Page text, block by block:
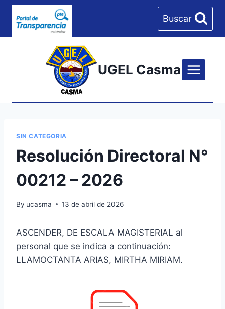
Skip
Buscar
UGEL Casma
SIN CATEGORIA
Resolución Directoral N°
00212 – 2026
By ucasma 13 de abril de 2026
ASCENDER, DE ESCALA MAGISTERIAL al
personal que se indica a continuación:
LLAMOCTANTA ARIAS, MIRTHA MIRIAM.